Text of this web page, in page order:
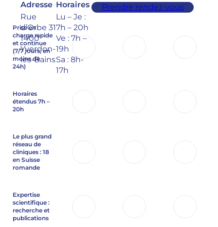
Adresse
Rue
d’Orbe 31
1400
Yverdon-
les-Bains
Horaires
Lu – Je :
7h – 20h
Ve : 7h –
19h
Sa : 8h-
17h
Prendre rendez-vous
Prise en
charge rapide
et continue
(7/7 jours,en
moins de
24h)
Horaires
étendus 7h –
20h
Le plus grand
réseau de
cliniques : 18
en Suisse
romande
Expertise
scientifique :
recherche et
publications